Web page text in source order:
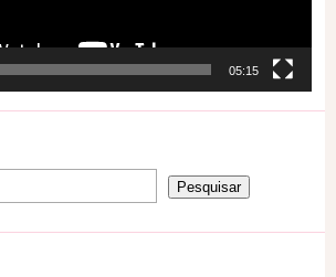
05:15